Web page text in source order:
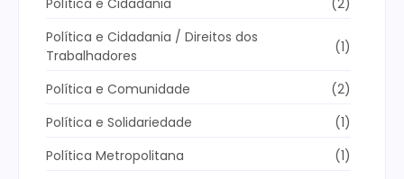
Política e Cidadania
(2)
Política e Cidadania / Direitos dos
Trabalhadores
(1)
Política e Comunidade
(2)
Política e Solidariedade
(1)
Política Metropolitana
(1)